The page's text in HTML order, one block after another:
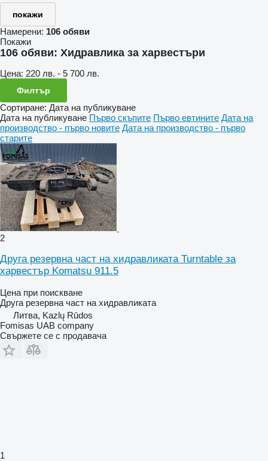
покажи
Намерени: 106 обяви
Покажи
106 обяви: Хидравлика за харвестъри
Цена: 220 лв. - 5 700 лв.
Филтър
Сортиране: Дата на публикуване
Дата на публикуване Първо скъпите Първо евтините Дата на
производство - първо новите Дата на производство - първо
старите
2
Друга резервна част на хидравликата Turntable за
харвестър Komatsu 911.5
Цена при поискване
Друга резервна част на хидравликата
Литва, Kazlų Rūdos
Fomisas UAB company
Свържете се с продавача
1